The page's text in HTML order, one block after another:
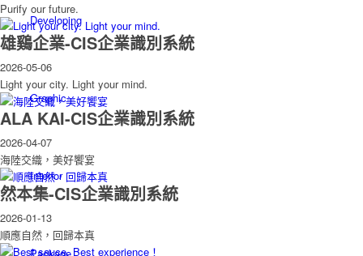
Developing
Graphic
Interior
Purify our future.
雄鷄企業-CIS企業識別系統
2026-05-06
Light your city. Light your mind.
ALA KAI-CIS企業識別系統
2026-04-07
海陸交織，美好饗宴
然本集-CIS企業識別系統
2026-01-13
順應自然，回歸本真